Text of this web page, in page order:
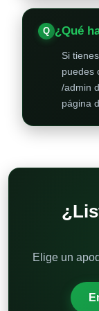
¿Qué
Si
puedes
/admin
página
Elige un